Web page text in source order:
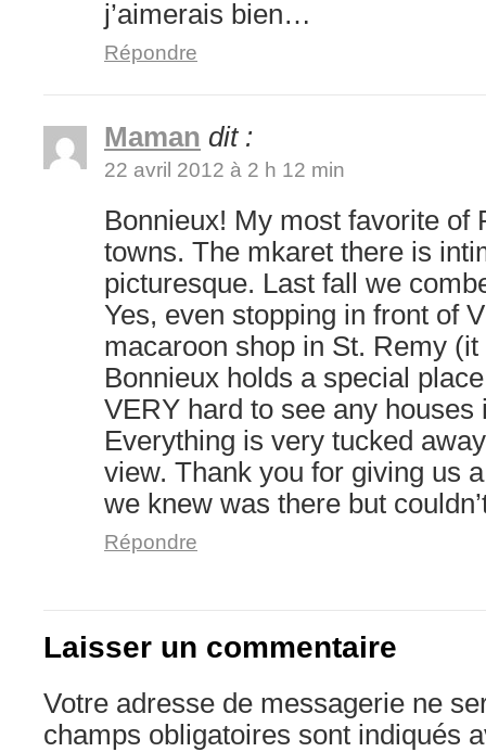
j’aimerais bien…
Répondre
Maman dit :
22 avril 2012 à 2 h 12 min
Bonnieux! My most favorite of
towns. The mkaret there is
picturesque. Last fall we
Yes, even stopping in front of
macaroon shop in St. Remy
Bonnieux holds a special
VERY hard to see any houses
Everything is very tucked
view. Thank you for giving us
we knew was there but
Répondre
Laisser un commentaire
Votre adresse de messagerie ne
champs obligatoires sont indiqués